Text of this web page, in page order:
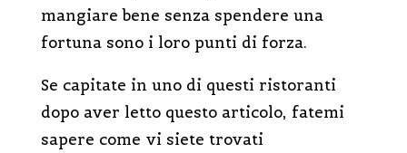
mangiare bene senza spendere una
fortuna sono i loro punti di forza.
Se capitate in uno di questi ristoranti
dopo aver letto questo articolo, fatemi
sapere come vi siete trovati